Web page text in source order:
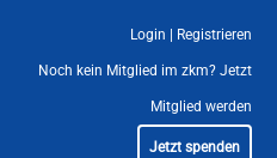
Login Registrieren
Noch kein Mitglied im zkm? Jetzt
Mitglied werden
Jetzt spenden